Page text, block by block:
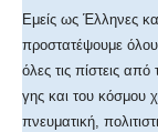
Εμείς ως Έλληνες
προστατέψουμε
όλες τις πίστεις
γης και του κόσμου
πνευματική,